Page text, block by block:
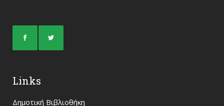
Links
Δημοτική Βιβλιοθήκη